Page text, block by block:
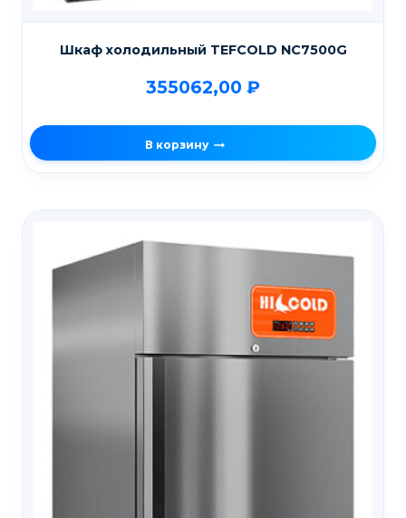
Шкаф холодильный TEFCOLD NС7500G
355062,00 ₽
В корзину